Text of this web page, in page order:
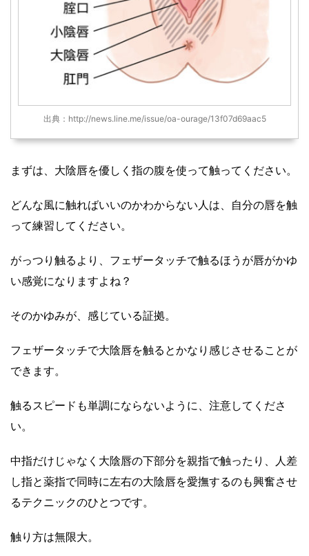
出典：http://news.line.me/issue/oa-ourage/13f07d69aac5
まずは、大陰唇を優しく指の腹を使って触ってください。
どんな風に触ればいいのかわからない人は、自分の唇を触
って練習してください。
がっつり触るより、フェザータッチで触るほうが唇がかゆ
い感覚になりますよね？
そのかゆみが、感じている証拠。
フェザータッチで大陰唇を触るとかなり感じさせることが
できます。
触るスピードも単調にならないように、注意してくださ
い。
中指だけじゃなく大陰唇の下部分を親指で触ったり、人差
し指と薬指で同時に左右の大陰唇を愛撫するのも興奮させ
るテクニックのひとつです。
触り方は無限大。